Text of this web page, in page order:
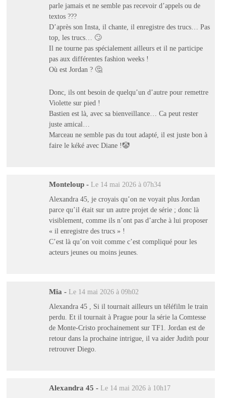
parle jamais et ne semble pas recevoir d’appels ou de
textos ???
D’après son Insta, il chante, il enregistre des trucs… Pas
top, les trucs… 🙄
Il ne tourne pas spécialement ailleurs et il ne participe
pas aux différentes fashion weeks !
Où est Jordan ? 🤔
Donc, ils ont besoin de quelqu’un d’autre pour remettre
Violette sur pied !
Bastien est là, avec sa bienveillance… Ca peut rester
juste amical…
Marceau ne semble pas du tout adapté, il est juste bon à
faire le kéké avec Diane !🤡
Monteloup - Le 14 mai 2026 à 07h34
Alexandra 45, je croyais qu’on ne voyait plus Jordan
parce qu’il était sur un autre projet de série ; donc là
visiblement, comme ils n’ont pas d’arche à lui proposer
« il enregistre des trucs » !
C’est là qu’on voit comme c’est compliqué pour les
acteurs jeunes ou moins jeunes.
Mia - Le 14 mai 2026 à 09h02
Alexandra 45 , Si il tournait ailleurs un téléfilm le train
perdu. Et il tournait à Prague pour la série la Comtesse
de Monte-Cristo prochainement sur TF1. Jordan est de
retour dans la prochaine intrigue, il va aider Judith pour
retrouver Diego.
Alexandra 45 - Le 14 mai 2026 à 10h17